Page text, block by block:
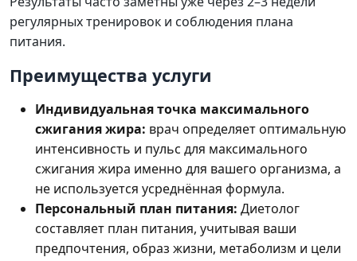
регулярных тренировок и соблюдения плана
питания.
Преимущества услуги
Индивидуальная точка максимального
сжигания жира: врач определяет оптимальную
интенсивность и пульс для максимального
сжигания жира именно для вашего организма, а
не используется усреднённая формула.
Персональный план питания: Диетолог
составляет план питания, учитывая ваши
предпочтения, образ жизни, метаболизм и цели